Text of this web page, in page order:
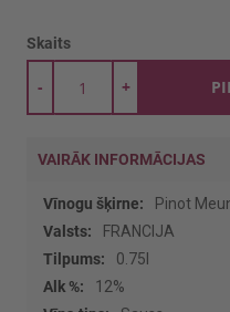
Skaits
+
-
VAIRĀK INFORMĀCIJAS
Vairāk
informācijas
Pinot
FRANCIJA
0.75l
12%